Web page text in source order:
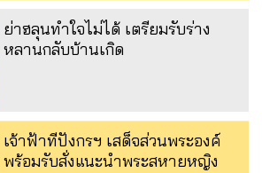
ย่าฮลุนทำใจไม่ได้ เตรียมรับร่าง
หลานกลับบ้านเกิด
เจ้าฟ้าทีปังกรฯ เสด็จส่วนพระองค์
พร้อมรับสั่งแนะนำพระสหายหญิง